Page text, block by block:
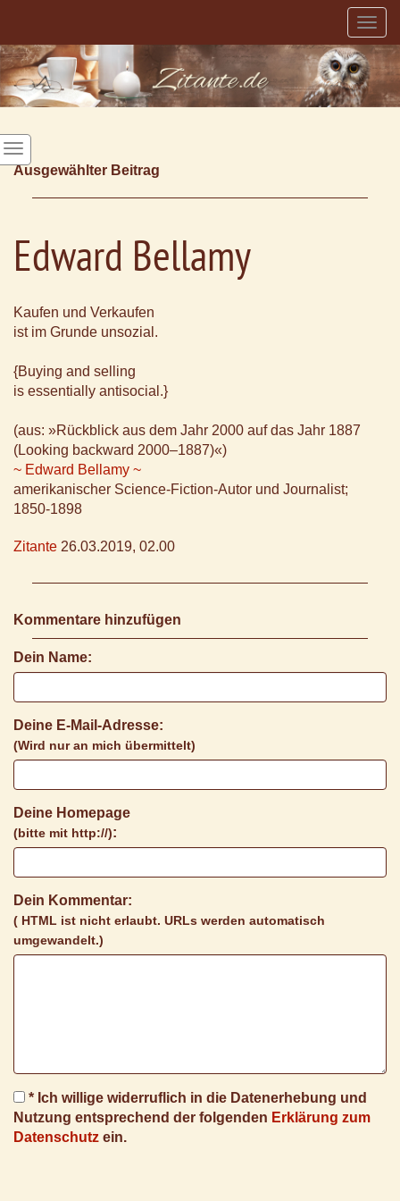
Ausgewählter Beitrag
Edward Bellamy
Kaufen und Verkaufen
ist im Grunde unsozial.
{Buying and selling
is essentially antisocial.}
(aus: »Rückblick aus dem Jahr 2000 auf das Jahr 1887
(Looking backward 2000–1887)«)
~ Edward Bellamy ~
amerikanischer Science-Fiction-Autor und Journalist;
1850-1898
Zitante 26.03.2019, 02.00
Kommentare hinzufügen
Dein Name:
Deine E-Mail-Adresse:
(Wird nur an mich übermittelt)
Deine Homepage
(bitte mit http://):
Dein Kommentar:
( HTML ist nicht erlaubt. URLs werden automatisch
umgewandelt.)
* Ich willige widerruflich in die Datenerhebung und
Nutzung entsprechend der folgenden Erklärung zum
Datenschutz ein.